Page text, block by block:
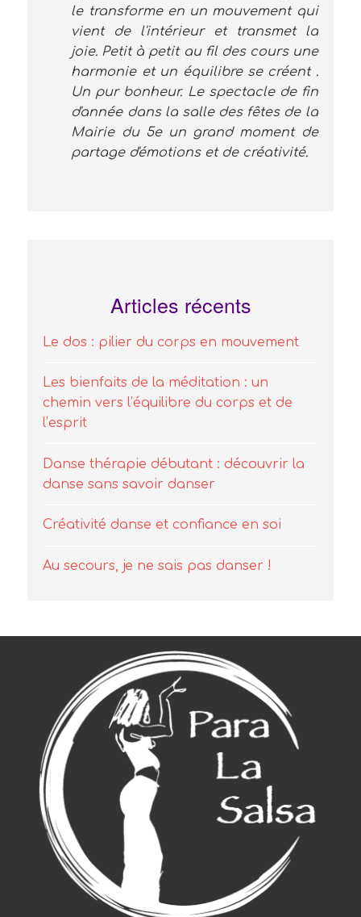
le transforme en un mouvement qui
vient de l'intérieur et transmet la
joie. Petit à petit au fil des cours une
harmonie et un équilibre se créent .
Un pur bonheur. Le spectacle de fin
d'année dans la salle des fêtes de la
Mairie du 5e un grand moment de
partage d'émotions et de créativité.
Articles récents
Le dos : pilier du corps en mouvement
Les bienfaits de la méditation : un
chemin vers l’équilibre du corps et de
l’esprit
Danse thérapie débutant : découvrir la
danse sans savoir danser
Créativité danse et confiance en soi
Au secours, je ne sais pas danser !